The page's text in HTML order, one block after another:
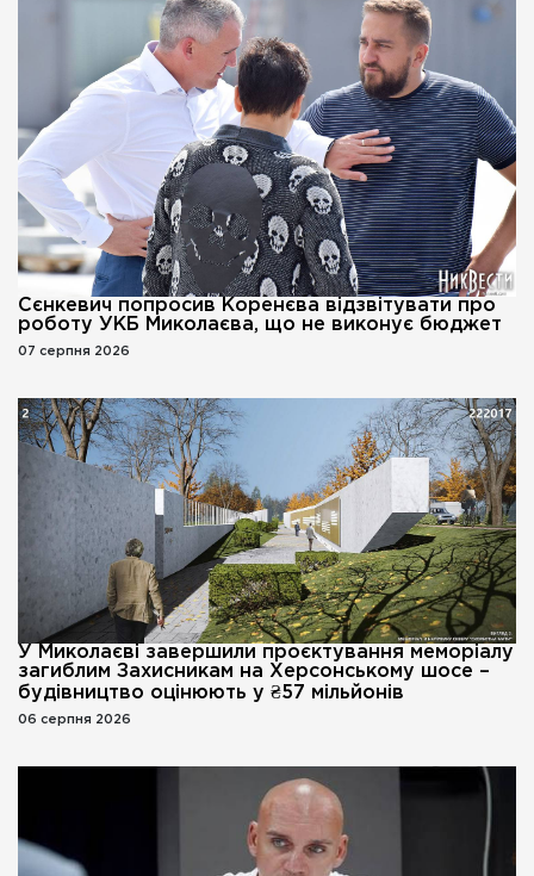
Сєнкевич попросив Коренєва відзвітувати про
роботу УКБ Миколаєва, що не виконує бюджет
07 серпня 2026
У Миколаєві завершили проєктування меморіалу
загиблим Захисникам на Херсонському шосе –
будівництво оцінюють у ₴57 мільйонів
06 серпня 2026